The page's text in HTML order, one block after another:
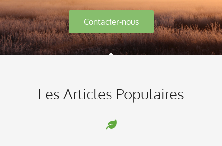
Contacter-nous
Les Articles Populaires